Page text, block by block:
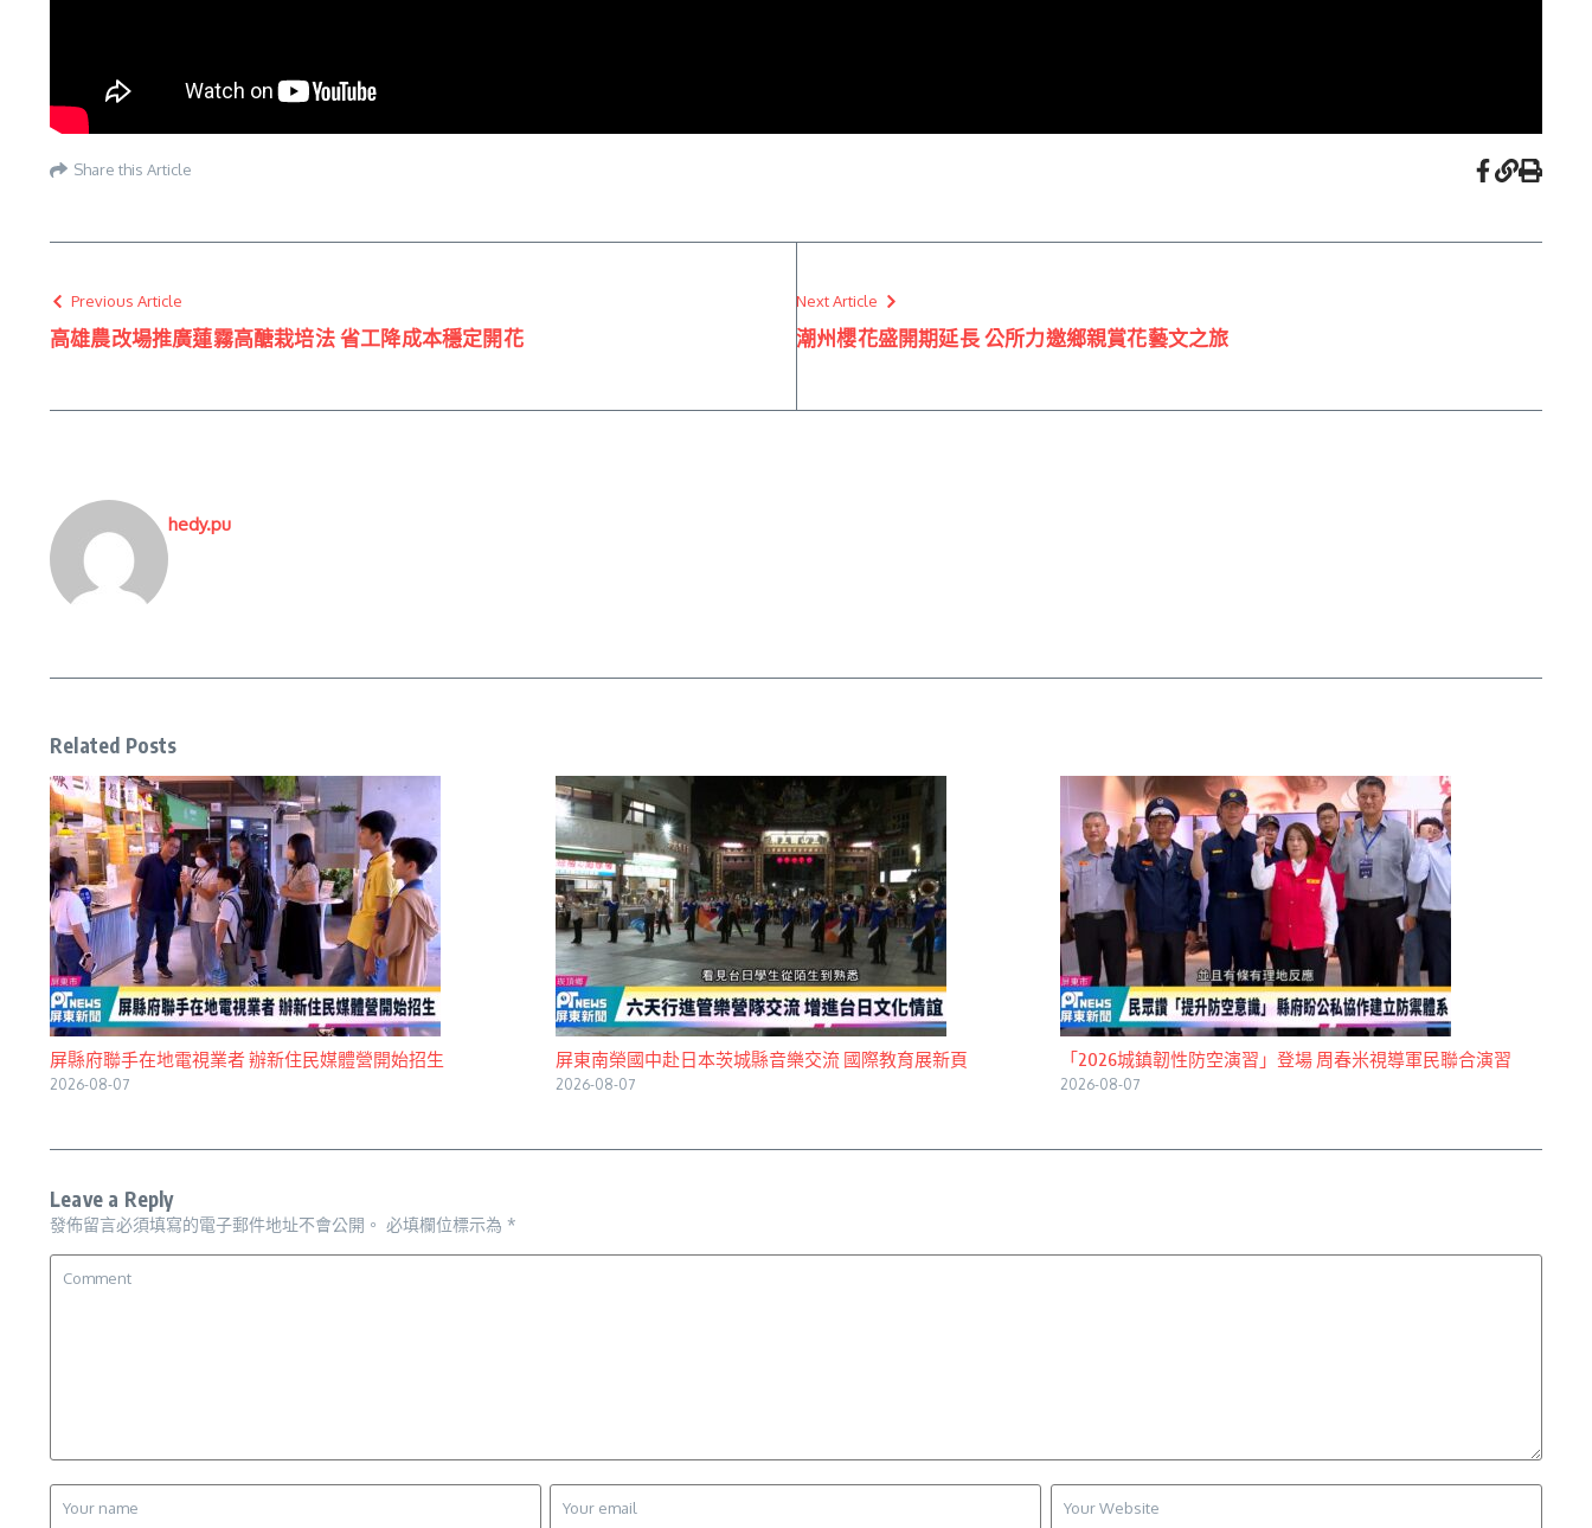
Share this Article
Previous Article
高雄農改場推廣蓮霧高醣栽培法 省工降成本穩定開花
Next Article
潮州櫻花盛開期延長 公所力邀鄉親賞花藝文之旅
hedy.pu
Related Posts
屏縣府聯手在地電視業者 辦新住民媒體營開始招生
2026-08-07
屏東南榮國中赴日本茨城縣音樂交流 國際教育展新頁
2026-08-07
「2026城鎮韌性防空演習」登場 周春米視導軍民聯合演習
2026-08-07
Leave a Reply
發佈留言必須填寫的電子郵件地址不會公開。 必填欄位標示為 *